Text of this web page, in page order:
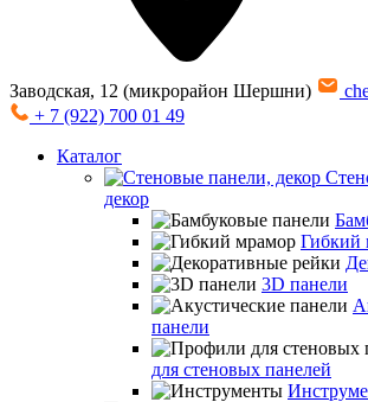
Заводская, 12 (микрорайон Шершни)
+ 7 (922) 700 01 49
Каталог
декор
Гибкий
3D панели
панели
для стеновых панелей